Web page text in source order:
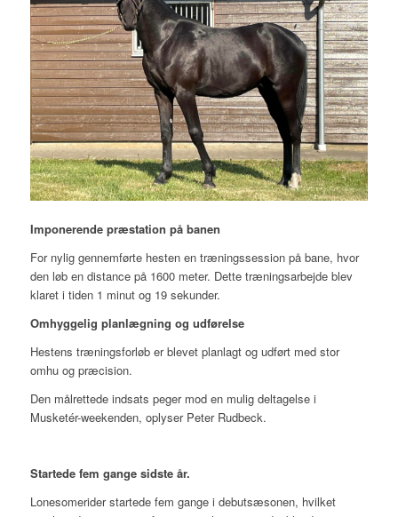
Imponerende præstation på banen
For nylig gennemførte hesten en træningssession på bane, hvor
den løb en distance på 1600 meter. Dette træningsarbejde blev
klaret i tiden 1 minut og 19 sekunder.
Omhyggelig planlægning og udførelse
Hestens træningsforløb er blevet planlagt og udført med stor
omhu og præcision.
Den målrettede indsats peger mod en mulig deltagelse i
Musketér-weekenden, oplyser Peter Rudbeck.
Startede fem gange sidste år.
Lonesomerider startede fem gange i debutsæsonen, hvilket